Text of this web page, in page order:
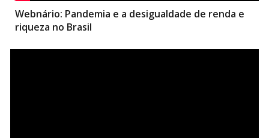
Webnário: Pandemia e a desigualdade de renda e
riqueza no Brasil